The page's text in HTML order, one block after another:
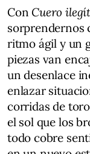
Con Cuero
sorprendernos
ritmo ágil y un
piezas van
un desenlace
enlazar
corridas de
el sol que los
todo cobre